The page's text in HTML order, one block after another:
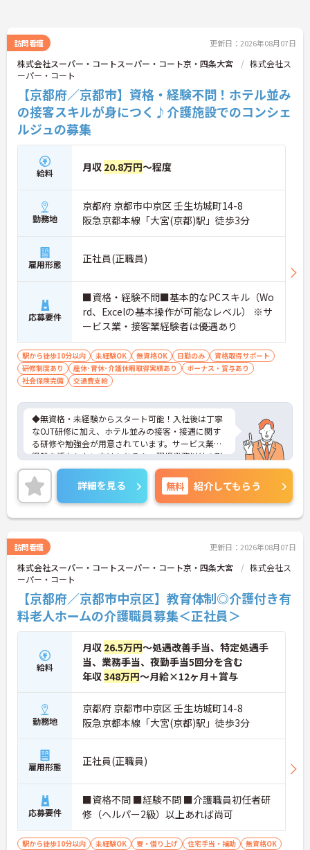
訪問看護 更新日：2026年08月07日
株式会社スーパー・コートスーパー・コート京・四条大宮
株式会社ス
ーパー・コート
【京都府／京都市】資格・経験不問！ホテル並み
の接客スキルが身につく♪介護施設でのコンシェ
ルジュの募集
給料 月収 20.8万円～程度
勤務地
京都府 京都市中京区 壬生坊城町14-8
阪急京都本線「大宮(京都)駅」徒歩3分
雇用形態 正社員(正職員)
応募要件
■資格・経験不問■基本的なPCスキル（Wo
rd、Excelの基本操作が可能なレベル） ※サ
ービス業・接客業経験者は優遇あり
駅から徒歩10分以内 未経験OK 無資格OK 日勤のみ
資格取得サポート
研修制度あり
産休･育休･介護休暇取得実績あり
ボーナス・賞与あり
社会保険完備
交通費支給
◆無資格・未経験からスタート可能！入社後は丁寧
なOJT研修に加え、ホテル並みの接客・接遇に関す
る研修や勉強会が用意されています。サービス業の
経験を活かしたい方はもちろん、現場業務以外の形
で医療・介護業界に携わりたい方にも安心のサポー
ト体制です。
◆受付やご家族の案内といった基本業務にとどまら
ず、ご入居者様向けのイベント企画・運営や、写
真・動画を使ったSNSの更新などもお任せします。
顔を引き出せるお仕事です
◆「接客・接遇手当（最大月3万円）」や「ケアマ
イスター手当（最大月2万円）」のほか、資格取得
支援制度も完備。働きながら確かなキャリアと収入
アップを目指せる環境が整っています。
詳細を見る 無料 紹介してもらう
訪問看護 更新日：2026年08月07日
株式会社スーパー・コートスーパー・コート京・四条大宮
株式会社ス
ーパー・コート
【京都府／京都市中京区】教育体制◎介護付き有
料老人ホームの介護職員募集＜正社員＞
給料
月収 26.5万円～処遇改善手当、特定処遇手
当、業務手当、夜勤手当5回分を含む
年収348万円～月給×12ヶ月＋賞与
勤務地
京都府 京都市中京区 壬生坊城町14-8
阪急京都本線「大宮(京都)駅」徒歩3分
雇用形態 正社員(正職員)
応募要件
■資格不問 ■経験不問 ■介護職員初任者研
修（ヘルパー2級）以上あれば尚可
駅から徒歩10分以内 未経験OK 寮・借り上げ 住宅手当・補助
無資格OK